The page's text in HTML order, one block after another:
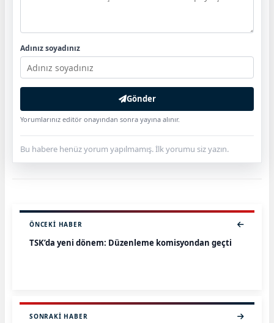
Adınız soyadınız
Gönder
Yorumlarınız editör onayından sonra yayına alınır.
Bu habere henüz yorum yapılmamış. İlk yorumu siz yazın.
ÖNCEKI HABER
TSK’da yeni dönem: Düzenleme komisyondan geçti
SONRAKI HABER